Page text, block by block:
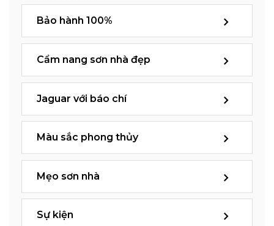
Bảo hành 100%
Cẩm nang sơn nhà đẹp
Jaguar với báo chí
Màu sắc phong thủy
Mẹo sơn nhà
Sự kiện